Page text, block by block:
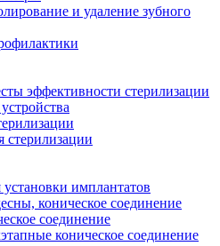
и удаление зубного
эффективности стерилизации
стерилизации
имплантатов
коническое соединение
соединение
коническое соединение